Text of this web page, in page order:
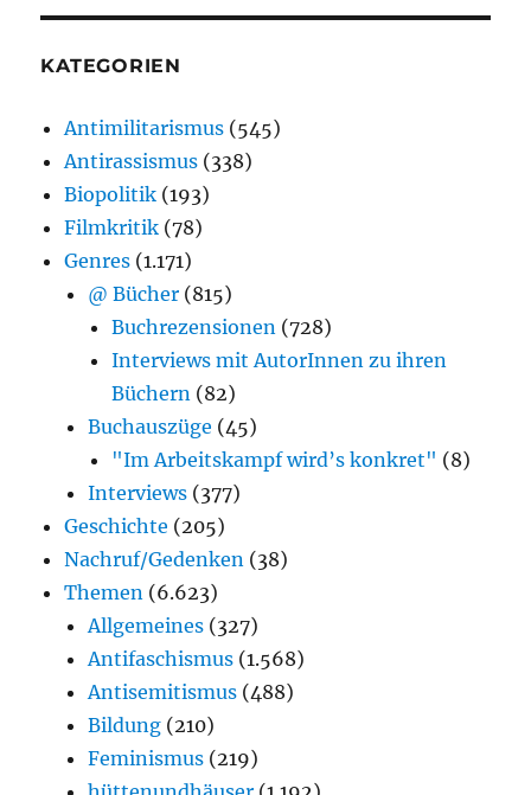
KATEGORIEN
Antimilitarismus (545)
Antirassismus (338)
Biopolitik (193)
Filmkritik (78)
Genres (1.171)
@ Bücher (815)
Buchrezensionen (728)
Interviews mit AutorInnen zu ihren
Büchern (82)
Buchauszüge (45)
"Im Arbeitskampf wird’s konkret" (8)
Interviews (377)
Geschichte (205)
Nachruf/Gedenken (38)
Themen (6.623)
Allgemeines (327)
Antifaschismus (1.568)
Antisemitismus (488)
Bildung (210)
Feminismus (219)